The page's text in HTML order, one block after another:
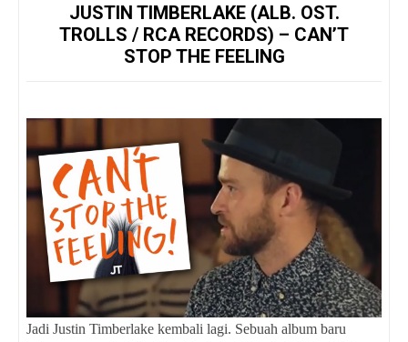
JUSTIN TIMBERLAKE (ALB. OST.
TROLLS / RCA RECORDS) – CAN’T
STOP THE FEELING
Jadi Justin Timberlake kembali lagi. Sebuah album baru